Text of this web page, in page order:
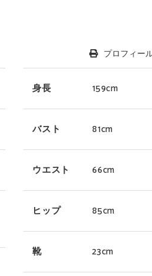
プロフィー
身長 159cm
バスト 81cm
ウエスト 66cm
ヒップ 85cm
靴 23cm